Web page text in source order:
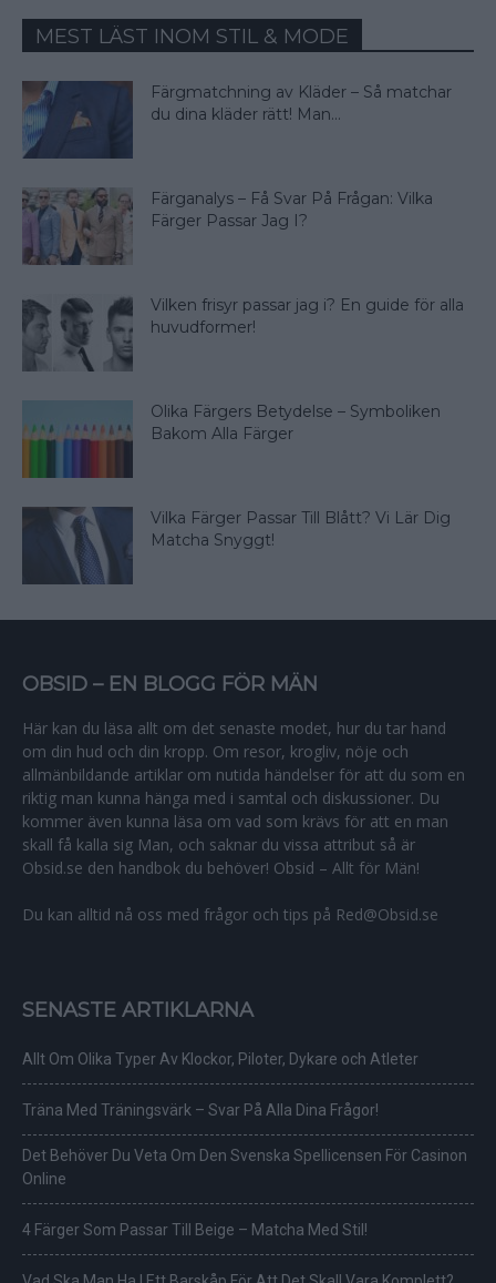
MEST LÄST INOM STIL & MODE
Färgmatchning av Kläder – Så matchar
du dina kläder rätt! Man...
Färganalys – Få Svar På Frågan: Vilka
Färger Passar Jag I?
Vilken frisyr passar jag i? En guide för alla
huvudformer!
Olika Färgers Betydelse – Symboliken
Bakom Alla Färger
Vilka Färger Passar Till Blått? Vi Lär Dig
Matcha Snyggt!
OBSID – EN BLOGG FÖR MÄN
Här kan du läsa allt om det senaste modet, hur du tar hand
om din hud och din kropp. Om resor, krogliv, nöje och
allmänbildande artiklar om nutida händelser för att du som en
riktig man kunna hänga med i samtal och diskussioner. Du
kommer även kunna läsa om vad som krävs för att en man
skall få kalla sig Man, och saknar du vissa attribut så är
Obsid.se den handbok du behöver! Obsid – Allt för Män!
Du kan alltid nå oss med frågor och tips på Red@Obsid.se
SENASTE ARTIKLARNA
Allt Om Olika Typer Av Klockor, Piloter, Dykare och Atleter
Träna Med Träningsvärk – Svar På Alla Dina Frågor!
Det Behöver Du Veta Om Den Svenska Spellicensen För Casinon
Online
4 Färger Som Passar Till Beige – Matcha Med Stil!